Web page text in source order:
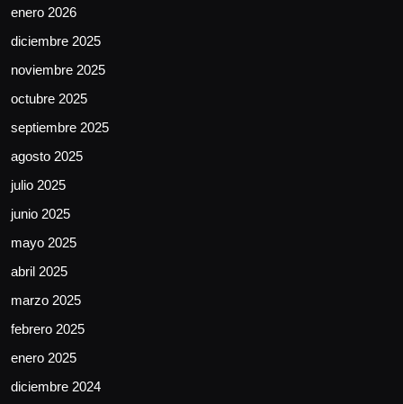
enero 2026
diciembre 2025
noviembre 2025
octubre 2025
septiembre 2025
agosto 2025
julio 2025
junio 2025
mayo 2025
abril 2025
marzo 2025
febrero 2025
enero 2025
diciembre 2024